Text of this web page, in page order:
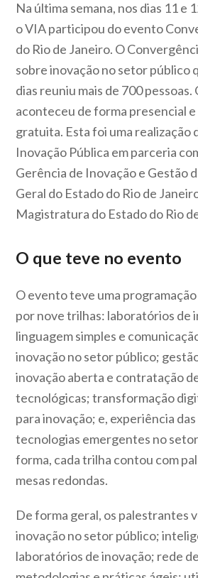
Na última semana, nos dias 11 e
o VIA participou do evento
do Rio de Janeiro. O
sobre inovação no setor público
dias reuniu mais de 700
aconteceu de forma presencial
gratuita. Esta foi uma realização
Inovação Pública em parceria
Gerência de Inovação e Gestão
Geral do Estado do Rio de
Magistratura do Estado do Rio
O que teve no evento
O evento teve uma
por nove trilhas: laboratórios de
linguagem simples e
inovação no setor público;
inovação aberta e contratação
tecnológicas; transformação
para inovação; e, experiência das
tecnologias emergentes no
forma, cada trilha contou com
mesas redondas.
De forma geral, os palestrantes
inovação no setor público;
laboratórios de inovação; rede